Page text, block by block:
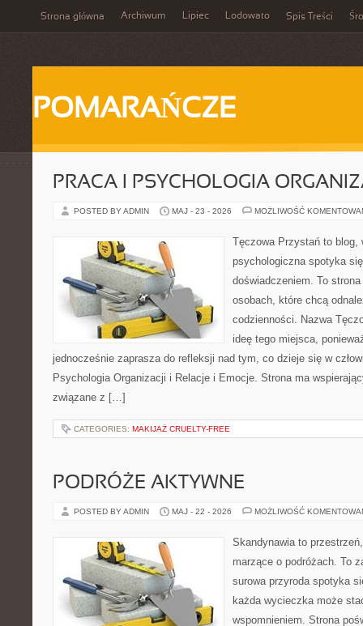
Strona główna Archiwum Lipiec Lodowato Spis Treści
POMARAŃCZE
PRACA I PSYCHOLOGIA
POSTED BY ADMIN MAJ - 23 - 2026 MOŻLIWOŚĆ
Tęczowa Przystań to blog,
psychologiczna spotyka
doświadczeniem. To
osobach, które chcą
codzienności. Nazwa
ideę tego miejsca,
jednocześnie zaprasza do refleksji nad tym, co dzieje się w
Psychologia Organizacji i Relacje i Emocje. Strona ma
związane z […]
CATEGORIES: MAKIJAŻ CRUELTY-FREE
PODRÓŻE AKTYWNE
POSTED BY ADMIN MAJ - 22 - 2026 MOŻLIWOŚĆ
Skandynawia to
marzące o podróżach. To
surowa przyroda spotyka
każda wycieczka może
wspomnieniem. Strona